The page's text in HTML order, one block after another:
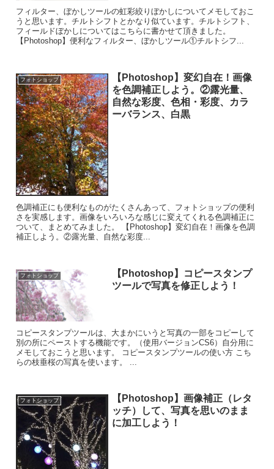
フィルター、ぼかしツールの虹彩絞りぼかしについてメモしておこ
うと思います。チルトシフトとかなり似ています。チルトシフト、
フィールドぼかしについてはこちらに書かせて頂きました。
【Photoshop】便利なフィルター、ぼかしツール①チルトシフ...
フォトショップ
【Photoshop】変幻自在！画像
を色調補正しよう。②露光量、
自然な彩度、色相・彩度、カラ
ーバランス、白黒
色調補正にも便利なものがたくさんあって、フォトショップの便利
さを実感します。画像をいろいろな感じに変えてくれる色調補正に
ついて、まとめてみました。 【Photoshop】変幻自在！画像を色調
補正しよう。②露光量、自然な彩度...
フォトショップ
【Photoshop】コピースタンプ
ツールで写真を修正しよう！
コピースタンプツールは、大まかにいうと写真の一部をコピーして
別の所にペーストする機能です。（使用バージョンCS6）自分用に
メモしておこうと思います。 コピースタンプツールの使い方 こち
らの枝垂桜の写真を使います。 ...
フォトショップ
【Photoshop】画像補正（レタ
ッチ）して、写真を思いのまま
に加工しよう！